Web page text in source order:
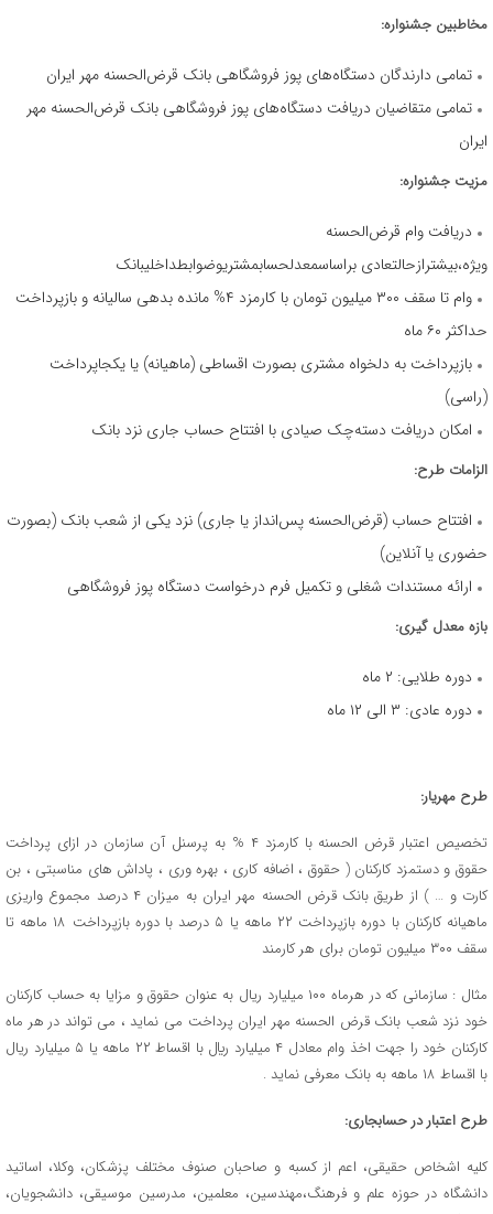
مخاطبین جشنواره:
تمامی دارندگان دستگاه‌های پوز فروشگاهی بانک قرض‌الحسنه مهر ایران
تمامی متقاضیان دریافت دستگاه‌های پوز فروشگاهی بانک قرض‌الحسنه مهر
ایران
مزیت جشنواره:
دریافت وام قرض‌الحسنه
ویژه،بیشترازحالتعادی براساسمعدلحسابمشتریوضوابطداخلیبانک
وام تا سقف ۳۰۰ میلیون تومان با کارمزد ۴% مانده بدهی سالیانه و بازپرداخت
حداکثر ۶۰ ماه
بازپرداخت به دلخواه مشتری بصورت اقساطی (ماهیانه) یا یکجاپرداخت
(راسی)
امکان دریافت دسته‌چک صیادی با افتتاح حساب جاری نزد بانک
الزامات طرح:
افتتاح حساب (قرض‌الحسنه پس‌انداز یا جاری) نزد یکی از شعب بانک (بصورت
حضوری یا آنلاین)
ارائه مستندات شغلی و تکمیل فرم درخواست دستگاه پوز فروشگاهی
بازه معدل گیری:
دوره طلایی: ۲ ماه
دوره عادی: ۳ الی ۱۲ ماه
طرح مهریار:
تخصیص اعتبار قرض الحسنه با کارمزد ۴ % به پرسنل آن سازمان در ازای پرداخت
حقوق و دستمزد کارکنان ( حقوق ، اضافه کاری ، بهره وری ، پاداش های مناسبتی ، بن
کارت و … ) از طریق بانک قرض الحسنه مهر ایران به میزان ۴ درصد مجموع واریزی
ماهیانه کارکنان با دوره بازپرداخت ۲۲ ماهه یا ۵ درصد با دوره بازپرداخت ۱۸ ماهه تا
سقف ۳۰۰ میلیون تومان برای هر کارمند
مثال : سازمانی که در هرماه ۱۰۰ میلیارد ریال به عنوان حقوق و مزایا به حساب کارکنان
خود نزد شعب بانک قرض الحسنه مهر ایران پرداخت می نماید ، می تواند در هر ماه
کارکنان خود را جهت اخذ وام معادل ۴ میلیارد ريال با اقساط ۲۲ ماهه یا ۵ میلیارد ریال
با اقساط ۱۸ ماهه به بانک معرفی نماید .
طرح اعتبار در حسابجاری:
کلیه اشخاص حقیقی، اعم از کسبه و صاحبان صنوف مختلف پزشکان، وکلا، اساتید
دانشگاه در حوزه علم و فرهنگ،مهندسین، معلمین، مدرسین موسیقی، دانشجویان،